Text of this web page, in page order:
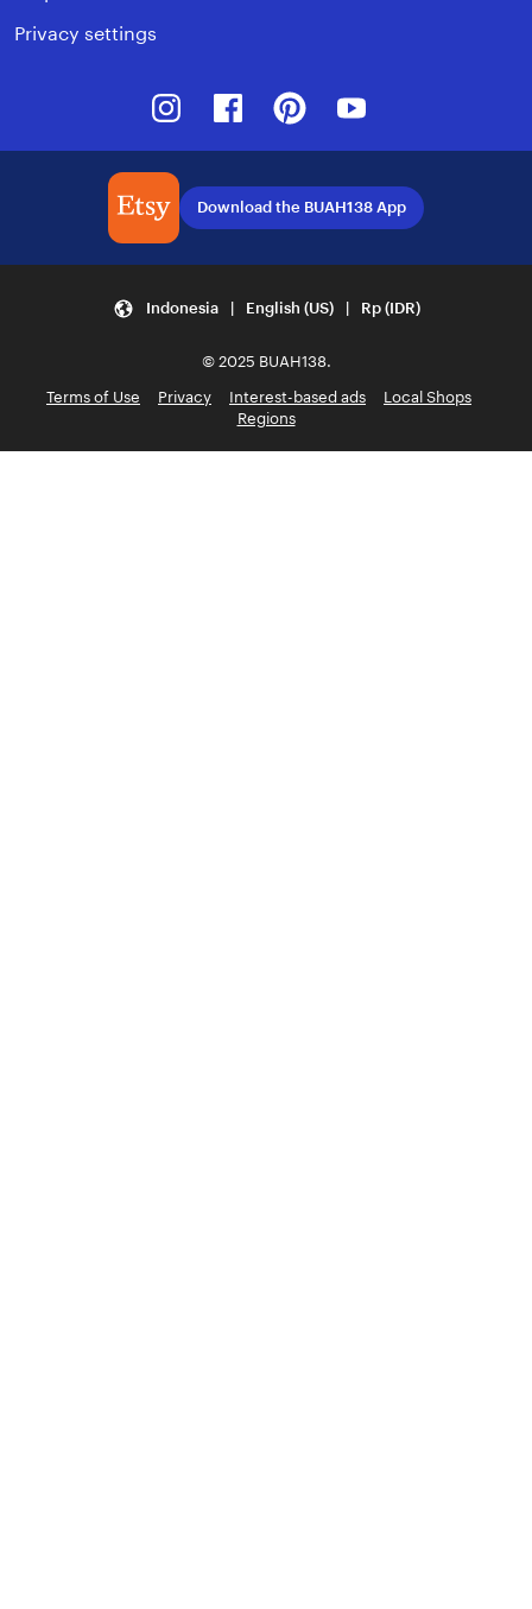
Privacy settings
InstagramFacebookPinterest
Download the BUAH138 App
Indonesia | English (US) | Rp (IDR)
© 2025 BUAH138.
Terms of Use
Privacy Interest-based ads
Local Shops
Regions